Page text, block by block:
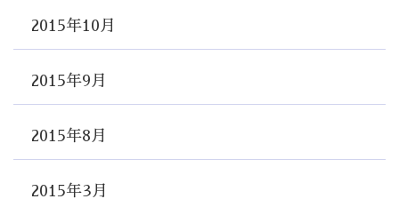
2015年10月
2015年9月
2015年8月
2015年3月